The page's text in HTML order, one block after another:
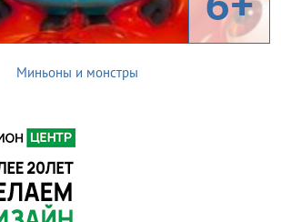
Миньоны и монстры